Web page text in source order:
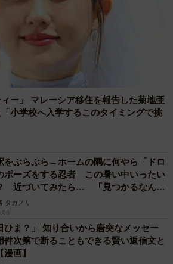
ィー」 マレーシア移住を報告した菊地亜
小学校へ入学するこのタイミングで挑
をぶらぶら→ホームの隅に何やら「ドロ
ポーズをする忍者 この暑い中いったい
近づいてみたら… 「見つかるなんて
タカノリ
ひま？」 知り合いから唐突なメッセー
次第で断ることもできる賢い返信文と
画】